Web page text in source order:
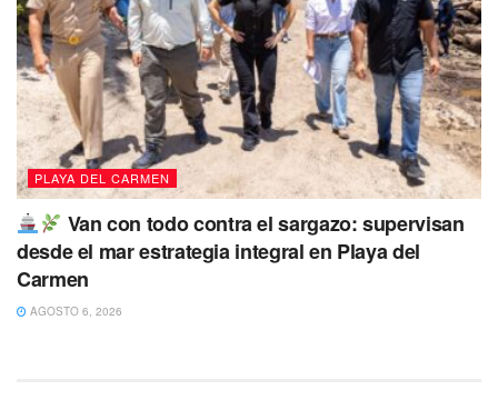
PLAYA DEL CARMEN
Van con todo contra el sargazo: supervisan
desde el mar estrategia integral en Playa del
Carmen
AGOSTO 6, 2026